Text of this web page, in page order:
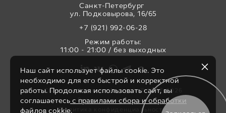
Санкт-Петербург
ул. Подковырова, 16/65
+7 (921) 992-06-28
Режим работы:
11:00 - 21:00 / без выходных
Свадебный салон «Аврора» © 2017-2026
Все права защищены
Политика конфиденциальности
Наш сайт использует файлы cookie. Это
необходимо для его быстрой и корректной
работы. Продолжая использовать сайт, вы
соглашаетесь с правилами сбора и обработки
файлов cokkie.